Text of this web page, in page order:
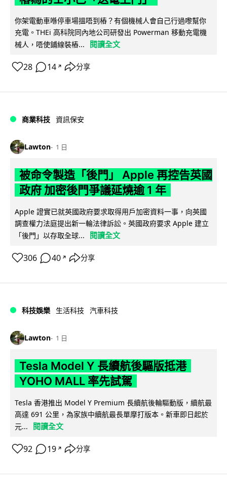
你架電動車喺停車場搵唔到樁？有個機械人會自己行過嚟幫你
充電。THEi 高科院同內地公司研發出 Powerman 移動充電機
械人，唔使鋪線裝樁...
閱讀全文
28 14 ↗ 分享
商業科技 資訊保安
Lawton 1 日
被命令製造「後門」 Apple 再控告英國
政府 加密後門爭議延燒逾 1 年
Apple 證實已就英國政府要求取得用戶加密資料一事，向英國
調查權力法庭提出新一輪法律訴訟。英國政府要求 Apple 建立
「後門」以存取全球...
閱讀全文
306 40 ↗ 分享
科技娛樂 生活科技 汽車科技
Lawton 1 日
Tesla Model Y 長續航後驅版抵港
YOHO MALL 率先試駕
Tesla 香港推出 Model Y Premium 長續航後輪驅動版，續航最
高達 691 公里，為家族中續航最長單摩打版本。新車即日起於
元...
閱讀全文
92 19 ↗ 分享